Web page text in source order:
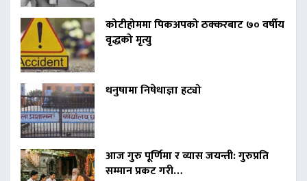
कोटीहोममा पिकअपको ठक्करबाट ७० वर्षीय
वृद्धको मृत्यु
धनुषामा निषेधाज्ञा हट्यो
आज गुरु पूर्णिमा र व्यास जयन्ती: गुरुप्रति
सम्मान प्रकट गरी…